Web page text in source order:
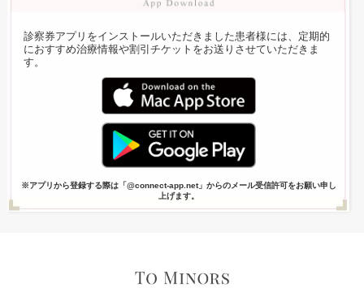
診察券アプリをインストールいただきました患者様には、定期的
におすすめ治療情報や割引チケットをお送りさせていただきま
す。
※アプリから登録する際は「@connect-app.net」からのメール受信許可をお願い申し
上げます。